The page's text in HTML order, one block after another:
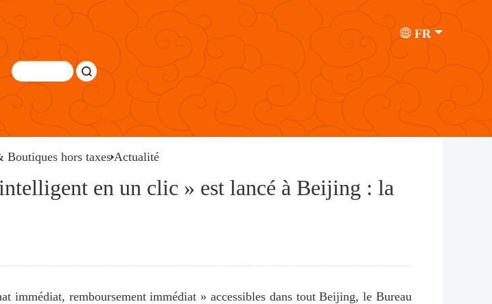
FR
Boutiques hors taxes Actualité
en un clic » est lancé à Beijing : la
immédiat, remboursement immédiat » accessibles dans tout Beijing, le Bureau